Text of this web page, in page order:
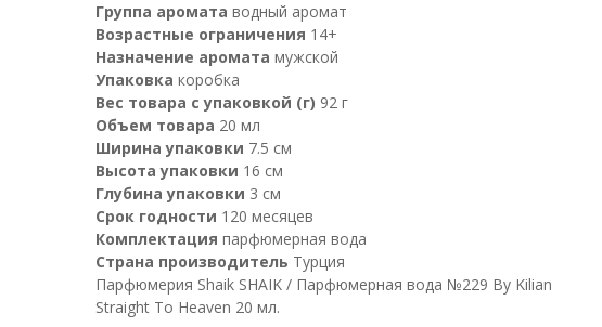
Группа аромата водный аромат
Возрастные ограничения 14+
Назначение аромата мужской
Упаковка коробка
Вес товара с упаковкой (г) 92 г
Объем товара 20 мл
Ширина упаковки 7.5 см
Высота упаковки 16 см
Глубина упаковки 3 см
Срок годности 120 месяцев
Комплектация парфюмерная вода
Страна производитель Турция
Парфюмерия Shaik SHAIK / Парфюмерная вода №229 By Kilian
Straight To Heaven 20 мл.